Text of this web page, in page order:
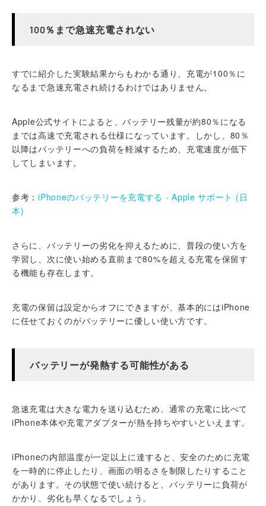
100％まで急速充電されない
すでに紹介した実験結果からもわかる通り、充電が100％に
なるまで急速充電され続けるわけではありません。
Apple公式サイトによると、バッテリー残量が約80％になる
までは高速で充電される仕様になっています。しかし、80％
以降はバッテリーへの負荷を軽減するため、充電速度が低下
してしまいます。
参考：iPhoneのバッテリーを充電する - Apple サポート (日
本)
さらに、バッテリーの劣化を抑えるために、普段の使い方を
学習し、次に使い始める直前まで80%を超える充電を保留す
る機能も存在します。
充電の保留は設定からオフにできますが、基本的にはiPhone
に任せておくのがバッテリーに優しい使い方です。
バッテリーが発熱する可能性がある
急速充電は大きな電力を送り込むため、通常の充電に比べて
iPhone本体や充電アダプターが熱を持ちやすいといえます。
iPhoneの内部温度が一定以上に達すると、安全のために充電
を一時的に停止したり、画面の明るさを制限したりすること
があります。その状態で使い続けると、バッテリーに負荷が
かかり、劣化も早くなるでしょう。